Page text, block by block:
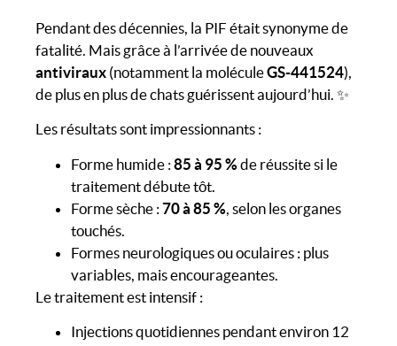
Pendant des décennies, la PIF était synonyme de
fatalité. Mais grâce à l’arrivée de nouveaux
antiviraux (notamment la moléculeGS-441524),
de plus en plus de chats guérissent aujourd’hui. ✨
Les résultats sont impressionnants :
Forme humide : 85 à 95 % de réussite si le
traitement débute tôt.
Forme sèche : 70 à 85 % , selon les organes
touchés.
Formes neurologiques ou oculaires : plus
variables, mais encourageantes.
Le traitement est intensif :
Injections quotidiennes pendant environ 12